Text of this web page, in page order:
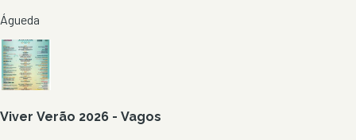
Águeda
Viver Verão 2026 - Vagos